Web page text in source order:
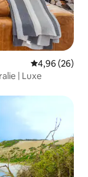
Évaluation
4,96 (26)
| Luxe